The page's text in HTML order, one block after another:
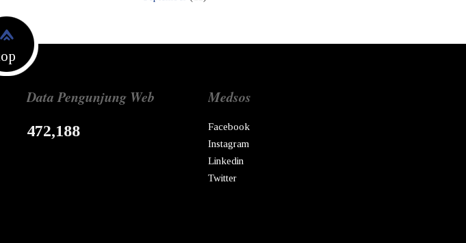
Data Pengunjung Web
472,188
Medsos
Facebook
Instagram
Linkedin
Twitter